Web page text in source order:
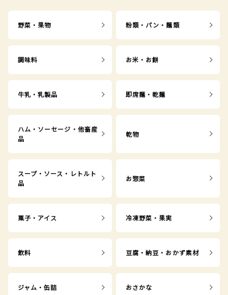
野菜・果物 粉類・パン・麺類
調味料 お米・お餅
牛乳・乳製品 即席麺・乾麺
ハム・ソーセージ・他畜産
品
乾物
スープ・ソース・レトルト
品
お惣菜
菓子・アイス 冷凍野菜・果実
飲料 豆腐・納豆・おかず素材
ジャム・缶詰 おさかな